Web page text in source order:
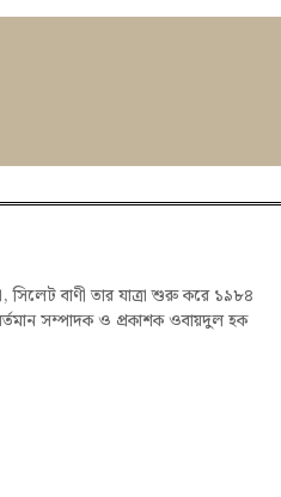
সিলেট বাণী তার যাত্রা শুরু করে ১৯৮৪
সম্পাদক ও প্রকাশক ওবায়দুল হক